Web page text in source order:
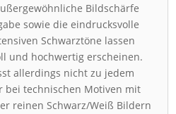
Bildschärfe
sowie die eindrucksvolle
Schwarztöne lassen
und hochwertig erscheinen.
allerdings nicht zu jedem
bei technischen Motiven mit
reinen Schwarz/Weiß Bildern